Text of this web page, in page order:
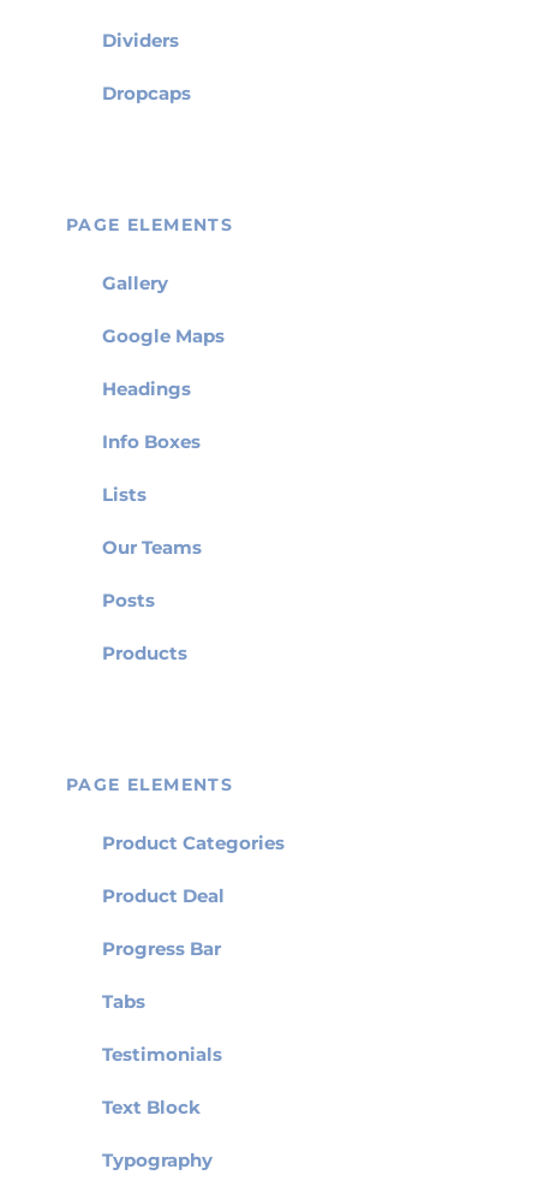
Dividers
Dropcaps
PAGE ELEMENTS
Gallery
Google Maps
Headings
Info Boxes
Lists
Our Teams
Posts
Products
PAGE ELEMENTS
Product Categories
Product Deal
Progress Bar
Tabs
Testimonials
Text Block
Typography